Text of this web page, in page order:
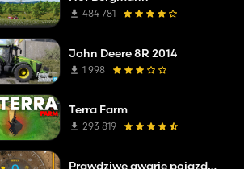
484 781
John Deere 8R 2014
1 998
Terra Farm
293 819
Prawdziwe awarie pojazdów